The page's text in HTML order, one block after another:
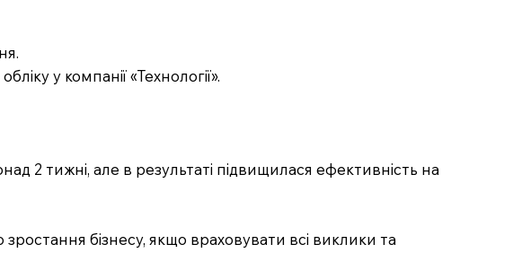
у компанії «Технології».
2 тижні, але в результаті підвищилася ефективність на
бізнесу, якщо враховувати всі виклики та